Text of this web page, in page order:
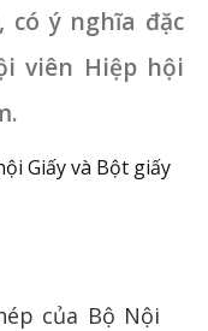
ý nghĩa đặc
viên Hiệp hội
của Bộ Nội